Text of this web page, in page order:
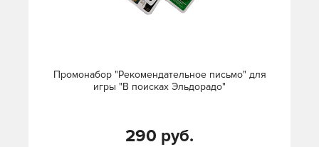
Промонабор "Рекомендательное письмо" для
игры "В поисках Эльдорадо"
290 руб.